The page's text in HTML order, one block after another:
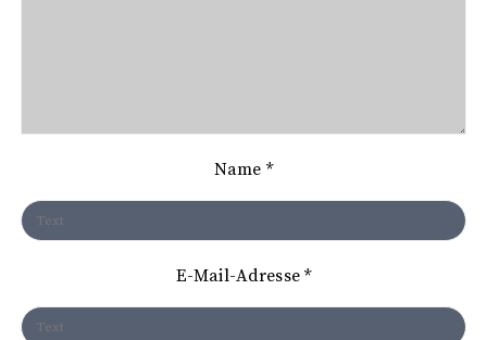
i
a
o
Name *
E-Mail-Adresse*